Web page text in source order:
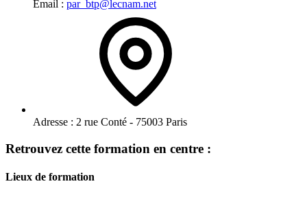
Email : par_btp@lecnam.net
Adresse : 2 rue Conté - 75003 Paris
Retrouvez cette formation en centre :
Lieux de formation